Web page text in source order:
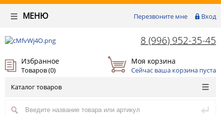
Перезвоните мне Вход
МЕНЮ
8 (996) 952-35-45
Избранное
Товаров (0)
Моя корзина
Сейчас ваша корзина пуста
Каталог товаров